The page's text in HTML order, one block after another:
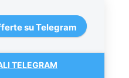
su Telegram
TELEGRAM